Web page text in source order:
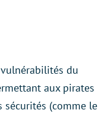
du
aux pirates
sécurités (comme le